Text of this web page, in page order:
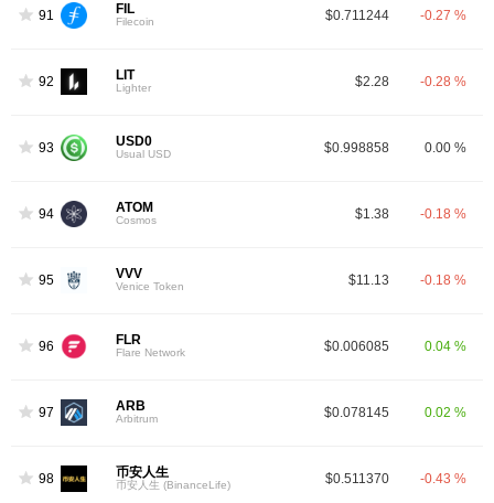
91 FIL
Filecoin $0.711244 -0.27 %
92 LIT
Lighter $2.28 -0.28 %
93 USD0
Usual USD $0.998858 0.00 %
94 ATOM
Cosmos $1.38 -0.18 %
95 VVV
Venice Token $11.13 -0.18 %
96 FLR
Flare Network $0.006085 0.04 %
97 ARB
Arbitrum $0.078145 0.02 %
98 币安人生
币安人生 (BinanceLife) $0.511370 -0.43 %